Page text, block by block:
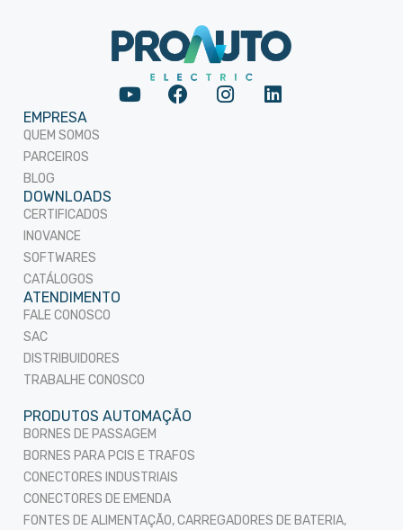
EMPRESA
QUEM SOMOS
PARCEIROS
BLOG
DOWNLOADS
CERTIFICADOS
INOVANCE
SOFTWARES
CATÁLOGOS
ATENDIMENTO
FALE CONOSCO
SAC
DISTRIBUIDORES
TRABALHE CONOSCO
PRODUTOS AUTOMAÇÃO
BORNES DE PASSAGEM
BORNES PARA PCIS E TRAFOS
CONECTORES INDUSTRIAIS
CONECTORES DE EMENDA
FONTES DE ALIMENTAÇÃO, CARREGADORES DE BATERIA,